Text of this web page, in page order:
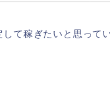
て稼ぎたいと思って